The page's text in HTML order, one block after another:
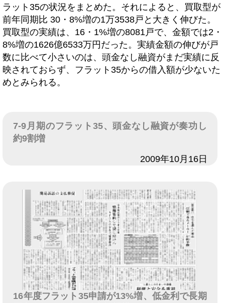
ラット35の状況をまとめた。それによると、買取型が
前年同期比 30・8%増の1万3538戸と大きく伸びた。
買取型の実績は、16・1%増の8081戸で、金額では2・
8%増の1626億6533万円だった。実績金額の伸びが戸
数に比べて小さいのは、頭金なし融資がまだ実績に反
映されておらず、フラット35からの借入額が少ないた
めとみられる。
7-9月期のフラット35、頭金なし融資が奏功し
約9割増
2009年10月16日
16年度フラット35申請が13%増、低金利で長期